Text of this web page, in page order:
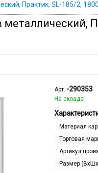
Практик, SL-185/2,
Арт. -290353
На складе
Материал
Торговая
Артикул
Размер